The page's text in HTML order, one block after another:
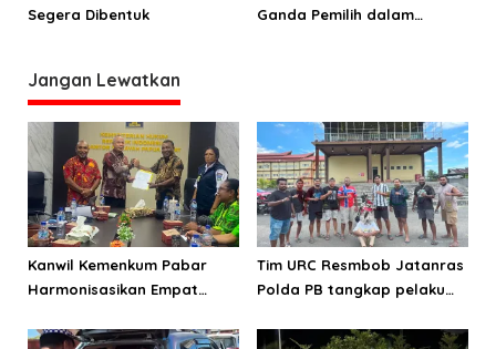
Segera Dibentuk
Ganda Pemilih dalam
Jangan Lewatkan
Kanwil Kemenkum Pabar
Harmonisasikan Empat
Wondama
Tim URC Resmbob Jatanras
Polda PB tangkap pelaku